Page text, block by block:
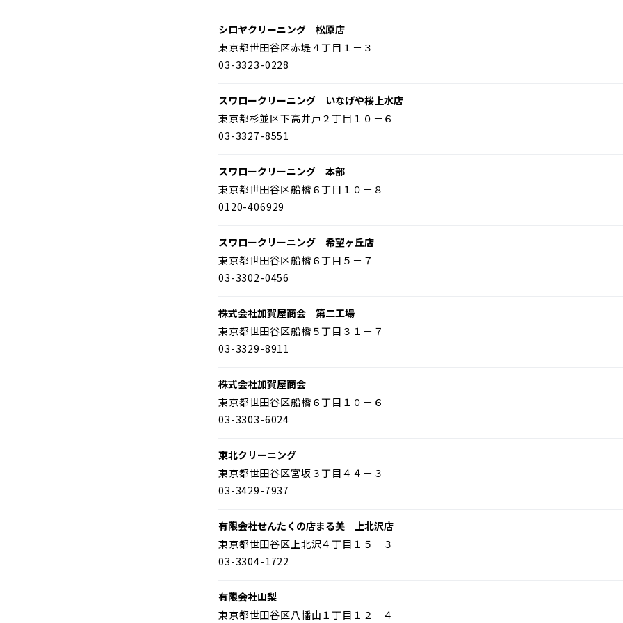
シロヤクリーニング 松原店
東京都世田谷区赤堤４丁目１－３
03-3323-0228
スワロークリーニング いなげや桜上水店
東京都杉並区下高井戸２丁目１０－６
03-3327-8551
スワロークリーニング 本部
東京都世田谷区船橋６丁目１０－８
0120-406929
スワロークリーニング 希望ヶ丘店
東京都世田谷区船橋６丁目５－７
03-3302-0456
株式会社加賀屋商会 第二工場
東京都世田谷区船橋５丁目３１－７
03-3329-8911
株式会社加賀屋商会
東京都世田谷区船橋６丁目１０－６
03-3303-6024
東北クリーニング
東京都世田谷区宮坂３丁目４４－３
03-3429-7937
有限会社せんたくの店まる美 上北沢店
東京都世田谷区上北沢４丁目１５－３
03-3304-1722
有限会社山梨
東京都世田谷区八幡山１丁目１２－４